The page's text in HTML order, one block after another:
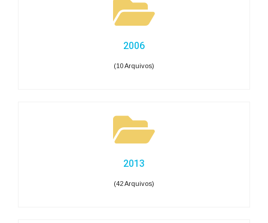
2006
(10 Arquivos)
2013
(42 Arquivos)